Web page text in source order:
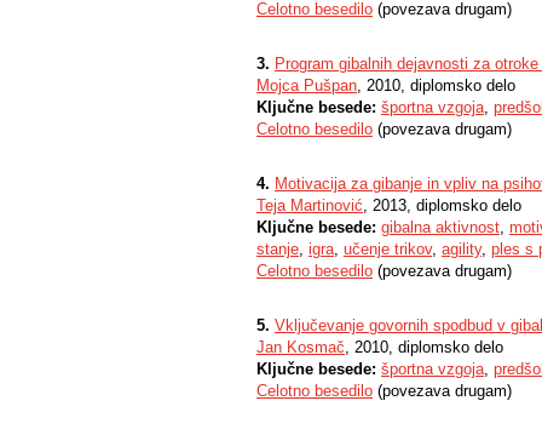
Celotno besedilo (povezava drugam)
3. Program gibalnih dejavnosti za
Mojca Pušpan, 2010, diplomsko delo
Ključne besede: športna vzgoja,
Celotno besedilo (povezava drugam)
4. Motivacija za gibanje in vpliv na
Teja Martinović, 2013, diplomsko delo
Ključne besede: gibalna aktivnost,
stanje, igra, učenje trikov, agility, ples s
Celotno besedilo (povezava drugam)
5. Vključevanje govornih spodbud v
Jan Kosmač, 2010, diplomsko delo
Ključne besede: športna vzgoja,
Celotno besedilo (povezava drugam)